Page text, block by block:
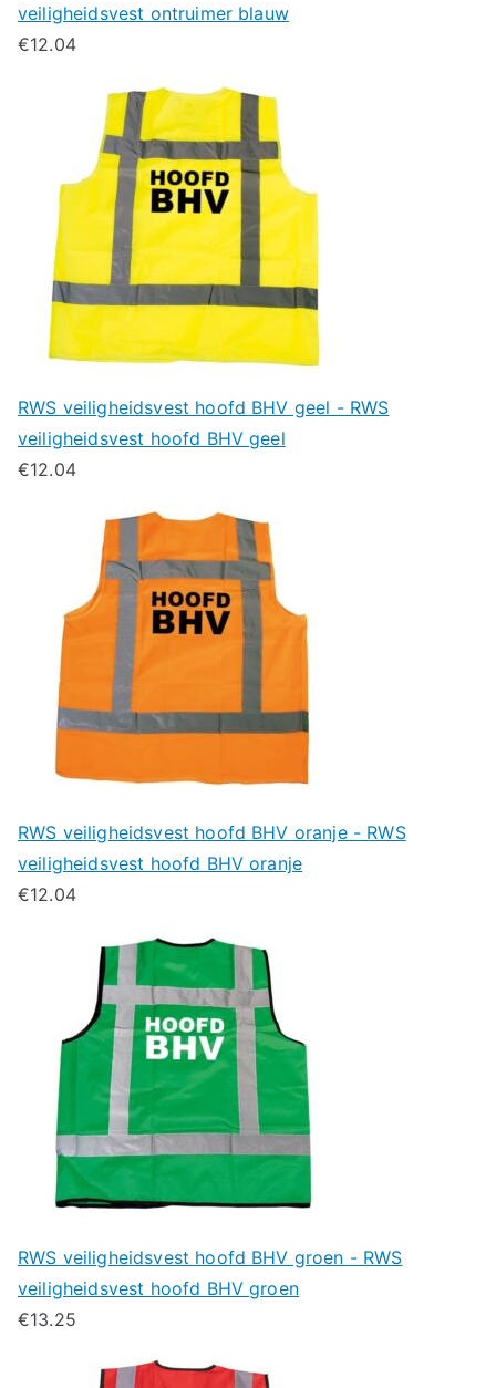
veiligheidsvest ontruimer blauw
€12.04
RWS veiligheidsvest hoofd BHV geel - RWS
veiligheidsvest hoofd BHV geel
€12.04
RWS veiligheidsvest hoofd BHV oranje - RWS
veiligheidsvest hoofd BHV oranje
€12.04
RWS veiligheidsvest hoofd BHV groen - RWS
veiligheidsvest hoofd BHV groen
€13.25